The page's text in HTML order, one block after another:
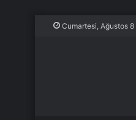
Cumartesi, Ağustos